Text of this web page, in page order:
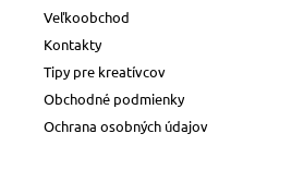
Veľkoobchod
Kontakty
Tipy pre kreatívcov
Obchodné podmienky
Ochrana osobných údajov